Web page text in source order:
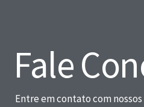
Fale
Entre em contato com nossos